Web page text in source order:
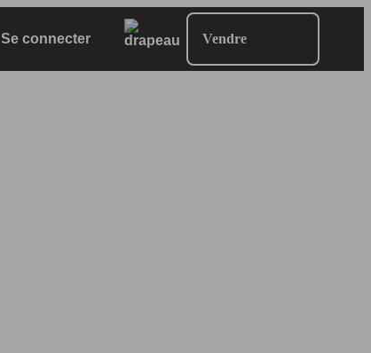
Se connecter Vendre